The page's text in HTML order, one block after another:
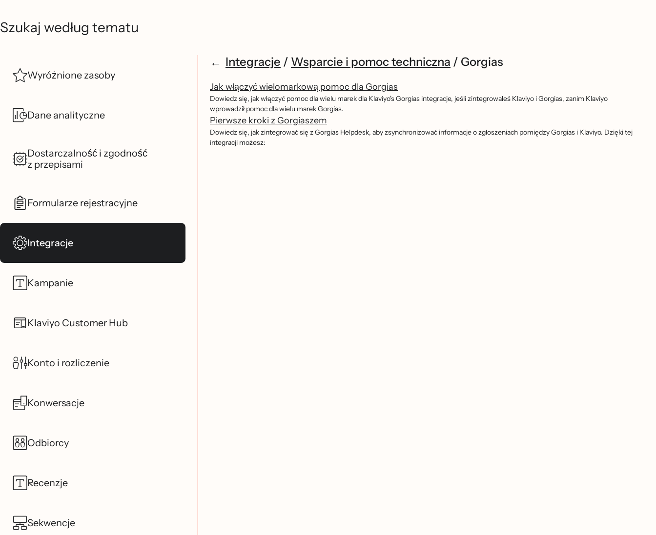
Szukaj według tematu
Wyróżnione zasoby
Dane analityczne
Dostarczalność i zgodność
z przepisami
Formularze rejestracyjne
Integracje
Kampanie
Klaviyo Customer Hub
Konto i rozliczenie
Konwersacje
Odbiorcy
Recenzje
Sekwencje
Integracje / Wsparcie i pomoc techniczna / Gorgias
Jak włączyć wielomarkową pomoc dla Gorgias
Dowiedz się, jak włączyć pomoc dla wielu marek dla Klaviyo's Gorgias integracje, jeśli zintegrowałeś Klaviyo i Gorgias, zanim Klaviyo
wprowadził pomoc dla wielu marek Gorgias.
Pierwsze kroki z Gorgiaszem
Dowiedz się, jak zintegrować się z Gorgias Helpdesk, aby zsynchronizować informacje o zgłoszeniach pomiędzy Gorgias i Klaviyo. Dzięki tej
integracji możesz: